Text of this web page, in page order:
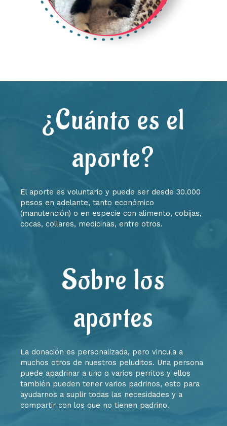
¿Cuánto es el
aporte?
El aporte es voluntario y puede ser desde 30.000
pesos en adelante, tanto económico
(manutención) o en especie con alimento, cobijas,
cocas, collares, medicinas, entre otros.
Sobre los
aportes
La donación es personalizada, pero vincula a
muchos otros de nuestros peluditos. Una persona
puede apadrinar a uno o varios perritos y ellos
también pueden tener varios padrinos, esto para
ayudarnos a suplir todas las necesidades y a
compartir con los que no tienen padrino.